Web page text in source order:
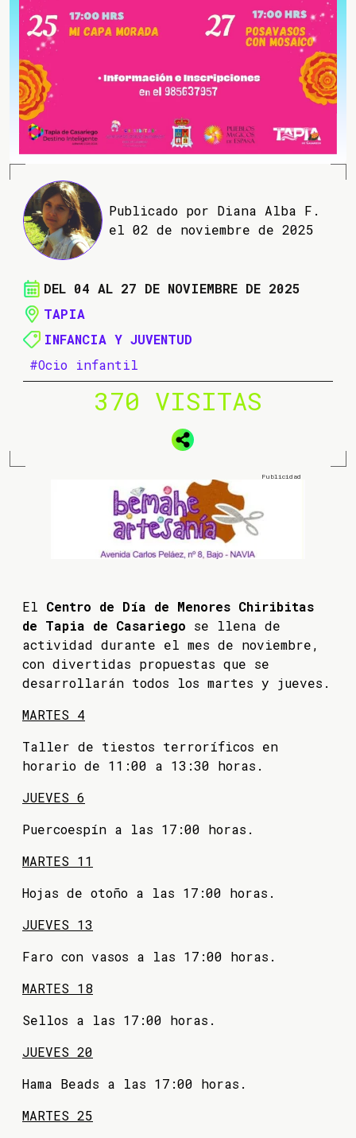
Publicado por Diana Alba F.
el 02 de noviembre de 2025
DEL 04 AL 27 DE NOVIEMBRE DE 2025
TAPIA
INFANCIA Y JUVENTUD
#Ocio infantil
370 VISITAS
El Centro de Día de Menores Chiribitas
de Tapia de Casariego se llena de
actividad durante el mes de noviembre,
con divertidas propuestas que se
desarrollarán todos los martes y jueves.
MARTES 4
Taller de tiestos terroríficos en
horario de 11:00 a 13:30 horas.
JUEVES 6
Puercoespín a las 17:00 horas.
MARTES 11
Hojas de otoño a las 17:00 horas.
JUEVES 13
Faro con vasos a las 17:00 horas.
MARTES 18
Sellos a las 17:00 horas.
JUEVES 20
Hama Beads a las 17:00 horas.
MARTES 25